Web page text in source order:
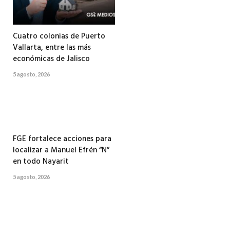
Cuatro colonias de Puerto
Vallarta, entre las más
económicas de Jalisco
5 agosto, 2026
FGE fortalece acciones para
localizar a Manuel Efrén “N”
en todo Nayarit
5 agosto, 2026